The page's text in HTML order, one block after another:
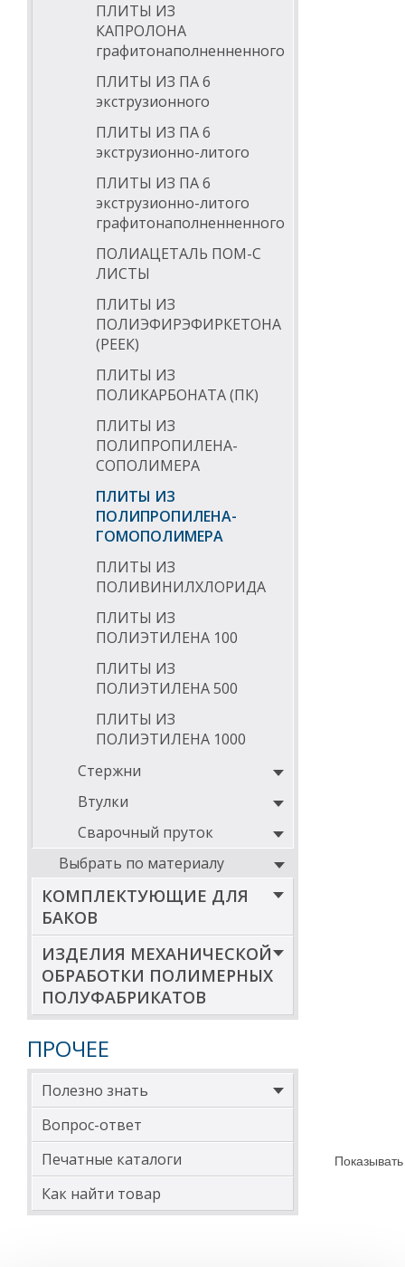
ПЛИТЫ ИЗ
КАПРОЛОНА
графитонаполненненного
ПЛИТЫ ИЗ ПА 6
экструзионного
ПЛИТЫ ИЗ ПА 6
экструзионно-литого
ПЛИТЫ ИЗ ПА 6
экструзионно-литого
графитонаполненненного
ПОЛИАЦЕТАЛЬ ПОМ-С
ЛИСТЫ
ПЛИТЫ ИЗ
ПОЛИЭФИРЭФИРКЕТОНА
(РЕЕК)
ПЛИТЫ ИЗ
ПОЛИКАРБОНАТА (ПК)
ПЛИТЫ ИЗ
ПОЛИПРОПИЛЕНА-
СОПОЛИМЕРА
ПЛИТЫ ИЗ
ПОЛИПРОПИЛЕНА-
ГОМОПОЛИМЕРА
ПЛИТЫ ИЗ
ПОЛИВИНИЛХЛОРИДА
ПЛИТЫ ИЗ
ПОЛИЭТИЛЕНА 100
ПЛИТЫ ИЗ
ПОЛИЭТИЛЕНА 500
ПЛИТЫ ИЗ
ПОЛИЭТИЛЕНА 1000
Стержни
Втулки
Сварочный пруток
Выбрать по материалу
КОМПЛЕКТУЮЩИЕ ДЛЯ
БАКОВ
ИЗДЕЛИЯ МЕХАНИЧЕСКОЙ
ОБРАБОТКИ ПОЛИМЕРНЫХ
ПОЛУФАБРИКАТОВ
ПРОЧЕЕ
Полезно знать
Вопрос-ответ
Печатные каталоги
Как найти товар